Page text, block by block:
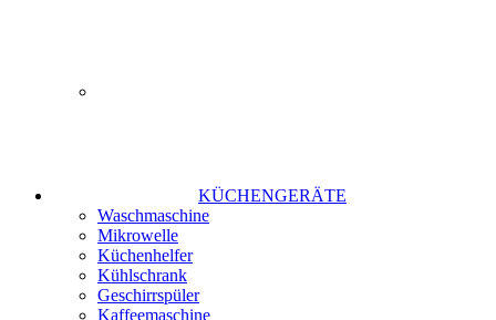
KÜCHENGERÄTE
Waschmaschine
Mikrowelle
Küchenhelfer
Kühlschrank
Geschirrspüler
Kaffeemaschine